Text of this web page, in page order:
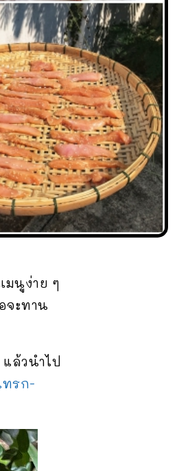
มนูง่าย ๆ
จะทาน
ล้วนำไป
ทรก-